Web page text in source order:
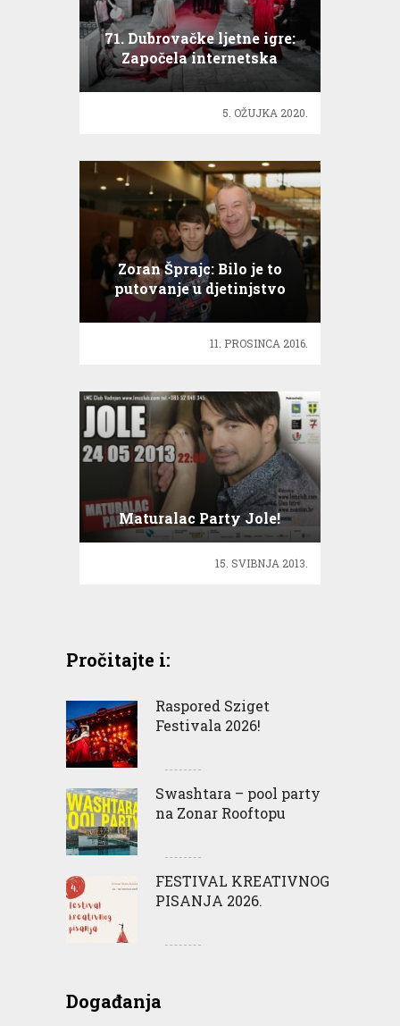
71. Dubrovačke ljetne igre:
Započela internetska
prodaja ulaznica
5. OŽUJKA 2020.
Zoran Šprajc: Bilo je to
putovanje u djetinjstvo
11. PROSINCA 2016.
Maturalac Party Jole!
15. SVIBNJA 2013.
Pročitajte i:
Raspored Sziget
Festivala 2026!
Swashtara – pool party
na Zonar Rooftopu
FESTIVAL KREATIVNOG
PISANJA 2026.
Događanja